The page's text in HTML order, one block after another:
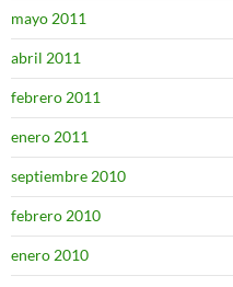
mayo 2011
abril 2011
febrero 2011
enero 2011
septiembre 2010
febrero 2010
enero 2010